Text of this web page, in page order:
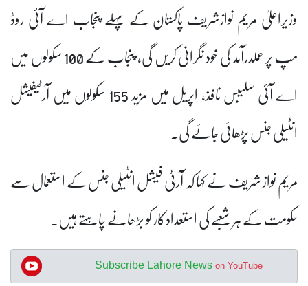
وزیراعلیٰ مریم نوازشریف پاکستان کے پہلے پنجاب اے آئی روڈ
مپ پر عملدرآمد کی خود نگرانی کریں گی، پنجاب کے 100 سکولوں میں
اے آئی سلیبس نافذ، اپریل میں مزید 155 سکولوں میں آرٹیفیشل
انٹیلی جنس پڑھائی جائے گی۔
مریم نواز شریف نے کہا کہ آرٹی فیشل انٹیلی جنس کے استعمال سے
حکومت کے ہر شعبے کی استعدادکار کو بڑھانے چاہتے ہیں۔
Subscribe Lahore News on YouTube